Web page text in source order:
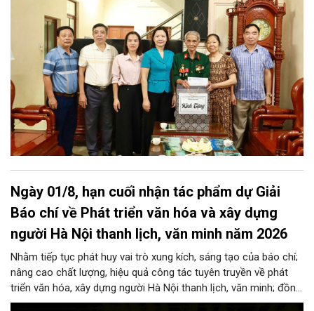
Nội thanh lịch, văn minh nói riêng.
Ngày 01/8, hạn cuối nhận tác phẩm dự Giải
Báo chí về Phát triển văn hóa và xây dựng
người Hà Nội thanh lịch, văn minh năm 2026
Nhằm tiếp tục phát huy vai trò xung kích, sáng tạo của báo chí;
nâng cao chất lượng, hiệu quả công tác tuyên truyền về phát
triển văn hóa, xây dựng người Hà Nội thanh lịch, văn minh; đồng
thời thiết thực hướng tới kỷ niệm 72 năm Ngày Giải phóng Thủ